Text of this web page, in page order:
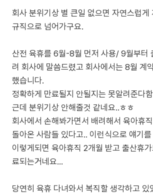
회사 분위기상 별 큰일 없으면 자연스럽게
규직으로 넘어가구요.
산전 육휴를 6월-8월 먼저 사용/ 9월부터
려 회사에 말씀드렸고 회사에서는 8월 계
했습니다.
정확하게 만료될지 안될지는 못알려준다
근데 분위기상 안해줄것 같네요..ㅎㅎ
회사에서 손해봐가면서 배려해서 육아휴
돌아온 사람들 있다고.. 이런식으로 얘기를
이렇게되면 육아휴직 2개월 받고 출산휴
료되는거네요...
당연히 육휴 다녀와서 복직할 생각하고 있